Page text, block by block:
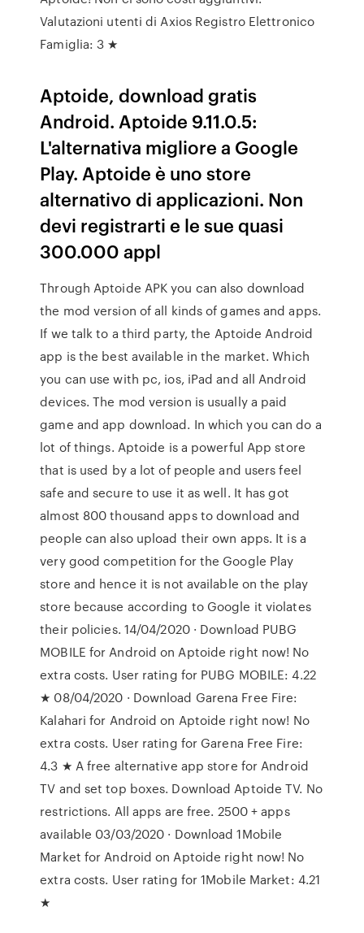
Valutazioni utenti di Axios Registro Elettronico
Famiglia: 3 ★
Aptoide, download gratis
Android. Aptoide 9.11.0.5:
L'alternativa migliore a Google
Play. Aptoide è uno store
alternativo di applicazioni. Non
devi registrarti e le sue quasi
300.000 appl
Through Aptoide APK you can also download
the mod version of all kinds of games and apps.
If we talk to a third party, the Aptoide Android
app is the best available in the market. Which
you can use with pc, ios, iPad and all Android
devices. The mod version is usually a paid
game and app download. In which you can do a
lot of things. Aptoide is a powerful App store
that is used by a lot of people and users feel
safe and secure to use it as well. It has got
almost 800 thousand apps to download and
people can also upload their own apps. It is a
very good competition for the Google Play
store and hence it is not available on the play
store because according to Google it violates
their policies. 14/04/2020 · Download PUBG
MOBILE for Android on Aptoide right now! No
extra costs. User rating for PUBG MOBILE: 4.22
★ 08/04/2020 · Download Garena Free Fire:
Kalahari for Android on Aptoide right now! No
extra costs. User rating for Garena Free Fire:
4.3 ★ A free alternative app store for Android
TV and set top boxes. Download Aptoide TV. No
restrictions. All apps are free. 2500 + apps
available 03/03/2020 · Download 1Mobile
Market for Android on Aptoide right now! No
extra costs. User rating for 1Mobile Market: 4.21
★